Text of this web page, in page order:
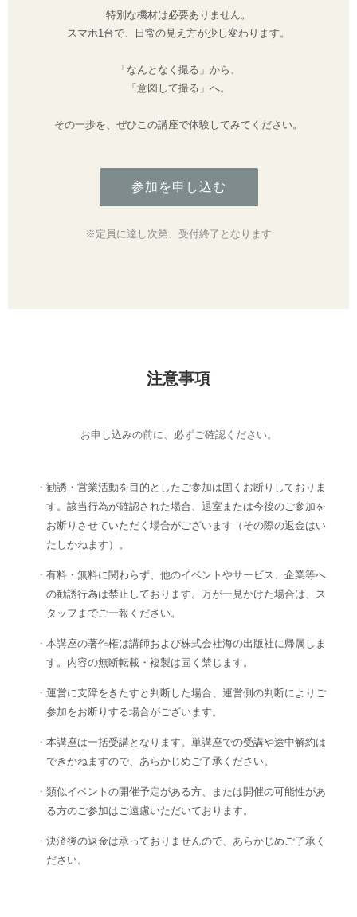
特別な機材は必要ありません。
スマホ1台で、日常の見え方が少し変わります。
「なんとなく撮る」から、
「意図して撮る」へ。
その一歩を、ぜひこの講座で体験してみてください。
参加を申し込む
※定員に達し次第、受付終了となります
注意事項
お申し込みの前に、必ずご確認ください。
勧誘・営業活動を目的としたご参加は固くお断りしておりま
す。該当行為が確認された場合、退室または今後のご参加を
お断りさせていただく場合がございます（その際の返金はい
たしかねます）。
有料・無料に関わらず、他のイベントやサービス、企業等へ
の勧誘行為は禁止しております。万が一見かけた場合は、ス
タッフまでご一報ください。
本講座の著作権は講師および株式会社海の出版社に帰属しま
す。内容の無断転載・複製は固く禁じます。
運営に支障をきたすと判断した場合、運営側の判断によりご
参加をお断りする場合がございます。
本講座は一括受講となります。単講座での受講や途中解約は
できかねますので、あらかじめご了承ください。
類似イベントの開催予定がある方、または開催の可能性があ
る方のご参加はご遠慮いただいております。
決済後の返金は承っておりませんので、あらかじめご了承く
ださい。